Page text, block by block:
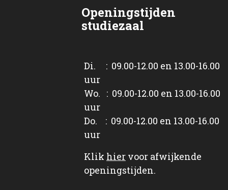
Openingstijden
studiezaal
Di. : 09.00-12.00 en 13.00-16.00
uur
Wo. : 09.00-12.00 en 13.00-16.00
uur
Do. : 09.00-12.00 en 13.00-16.00
uur
Klik hier voor afwijkende
openingstijden.